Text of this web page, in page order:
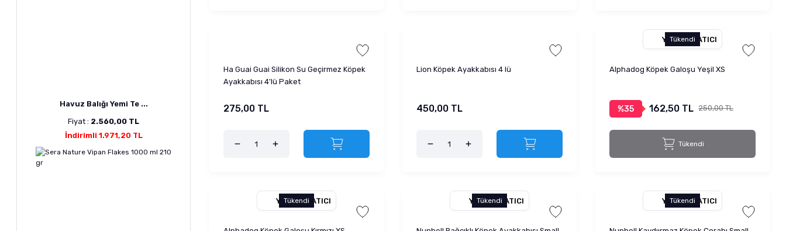
Havuz Balığı Yemi Te ...
Fiyat : 2.560,00 TL
İndirimli 1.971,20 TL
Ha Guai Guai Silikon Su Geçirmez Köpek
Ayakkabısı 4'lü Paket
275,00 TL
Lion Köpek Ayakkabısı 4 lü
450,00 TL
Tükendi
YETKILI SATICI
Alphadog Köpek Galoşu Yeşil XS
%35 162,50 TL 250,00 TL
Tükendi
Tükendi
YETKILI SATICI Tükendi
YETKILI SATICI Tükendi
YETKILI SATICI